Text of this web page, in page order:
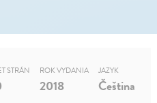
STRÁN ROK VYDANIA
2018
JAZYK
Čeština